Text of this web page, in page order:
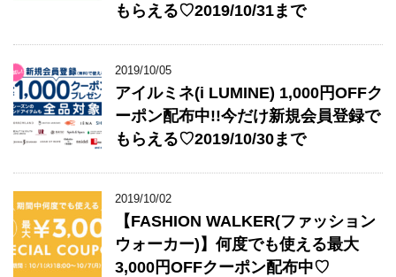
もらえる♡2019/10/31まで
2019/10/05
アイルミネ(i LUMINE) 1,000円OFFク
ーポン配布中!!今だけ新規会員登録で
もらえる♡2019/10/30まで
2019/10/02
【FASHION WALKER(ファッション
ウォーカー)】何度でも使える最大
3,000円OFFクーポン配布中♡